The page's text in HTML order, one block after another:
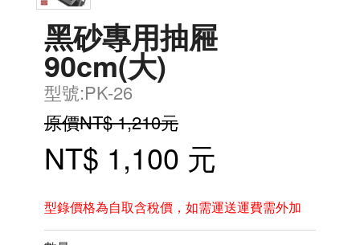
黑砂專用抽屜
90cm(大)
型號:PK-26
原價NT$ 1,210元
NT$ 1,100 元
型錄價格為自取含稅價，如需運送運費需外加